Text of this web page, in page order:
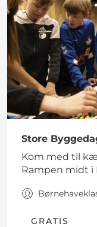
Store
Kom med til
Rampen midt i
GRATIS